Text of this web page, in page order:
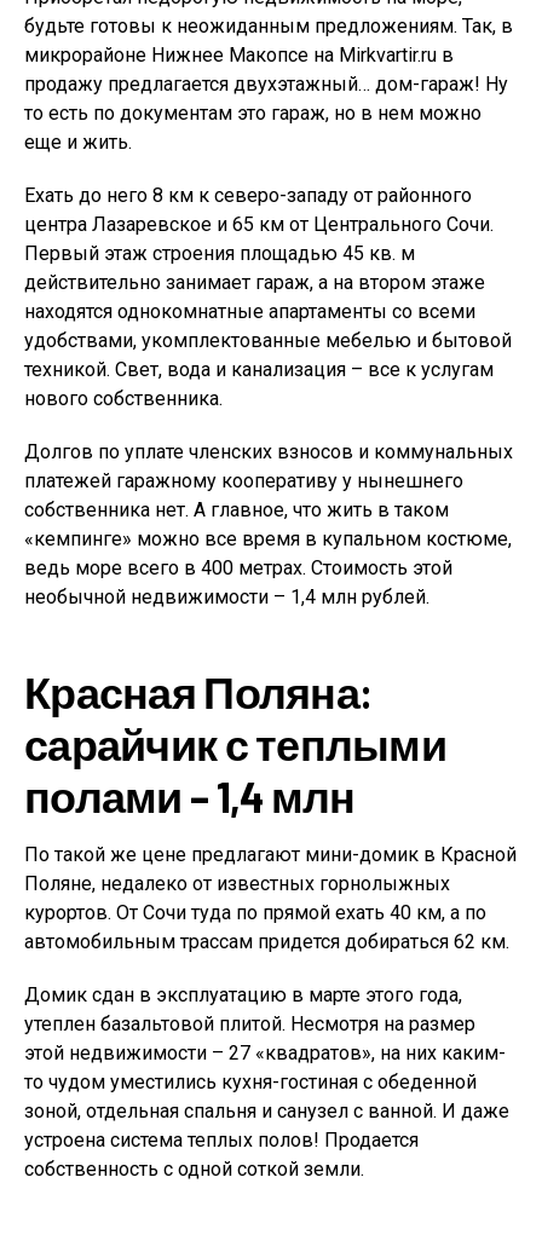
будьте готовы к неожиданным предложениям. Так, в
микрорайоне Нижнее Макопсе на Mirkvartir.ru в
продажу предлагается двухэтажный… дом-гараж! Ну
то есть по документам это гараж, но в нем можно
еще и жить.
Ехать до него 8 км к северо-западу от районного
центра Лазаревское и 65 км от Центрального Сочи.
Первый этаж строения площадью 45 кв. м
действительно занимает гараж, а на втором этаже
находятся однокомнатные апартаменты со всеми
удобствами, укомплектованные мебелью и бытовой
техникой. Свет, вода и канализация – все к услугам
нового собственника.
Долгов по уплате членских взносов и коммунальных
платежей гаражному кооперативу у нынешнего
собственника нет. А главное, что жить в таком
«кемпинге» можно все время в купальном костюме,
ведь море всего в 400 метрах. Стоимость этой
необычной недвижимости – 1,4 млн рублей.
Красная Поляна:
сарайчик с теплыми
полами – 1,4 млн
По такой же цене предлагают мини-домик в Красной
Поляне, недалеко от известных горнолыжных
курортов. От Сочи туда по прямой ехать 40 км, а по
автомобильным трассам придется добираться 62 км.
Домик сдан в эксплуатацию в марте этого года,
утеплен базальтовой плитой. Несмотря на размер
этой недвижимости – 27 «квадратов», на них каким-
то чудом уместились кухня-гостиная с обеденной
зоной, отдельная спальня и санузел с ванной. И даже
устроена система теплых полов! Продается
собственность с одной соткой земли.